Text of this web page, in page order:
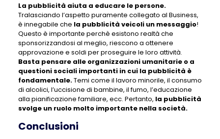
La pubblicità aiuta a educare le persone.
Tralasciando l’aspetto puramente collegato al Business,
è innegabile che la pubblicità veicoli un messaggio!
Questo è importante perchè esistono realtà che
sponsorizzandosi al meglio, riescono a ottenere
approvazione e soldi per proseguire le loro attività.
Basta pensare alle organizzazioni umanitarie o a
questioni sociali importanti in cui la pubblicità è
fondamentale.Temi come il lavoro minorile, il consumo
di alcolici, l’uccisione di bambine, il fumo, l’educazione
alla pianificazione familiare, ecc. Pertanto, la pubblicità
svolge un ruolo molto importante nella società.
Conclusioni